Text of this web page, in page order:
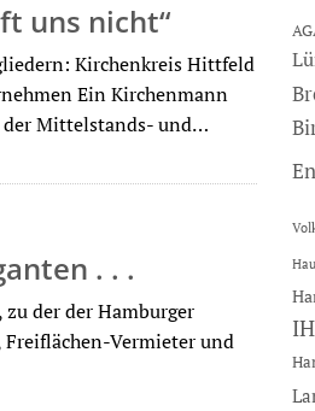
uns nicht“
Kirchenkreis Hittfeld
Ein Kirchenmann
der Mittelstands- und…
. . .
der der Hamburger
Vermieter und